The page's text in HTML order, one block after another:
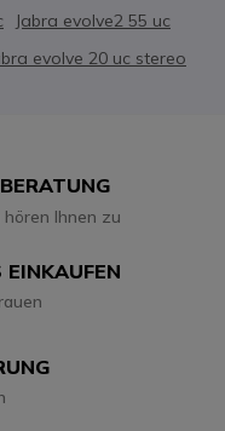
Jabra evolve2 55 uc
evolve 20 uc stereo
Ihnen zu
EINKAUFEN